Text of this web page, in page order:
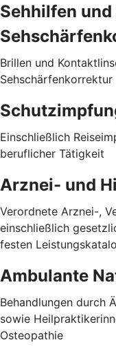
Sehhilfen
Brillen und
Sehschärfenkorrektur
Einschließlich
beruflicher Tätigkeit
Arznei- und
Verordnete Arznei-,
einschließlich
festen
Ambulante
Behandlungen durch
sowie
Osteopathie